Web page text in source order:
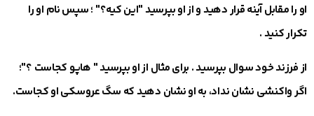
او را مقابل آینه قرار دهید و از او بپرسید "این کیه؟" ؛ سپس نام او را
تکرار کنید .
از فرزند خود سوال بپرسید . برای مثال از او بپرسید " هاپو کجاست ؟"؛
اگر واکنشی نشان نداد، به او نشان دهید که سگ عروسکی او کجاست.